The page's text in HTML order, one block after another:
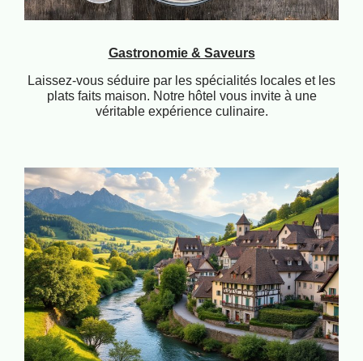
Gastronomie & Saveurs
Laissez-vous séduire par les spécialités locales et les
plats faits maison. Notre hôtel vous invite à une
véritable expérience culinaire.